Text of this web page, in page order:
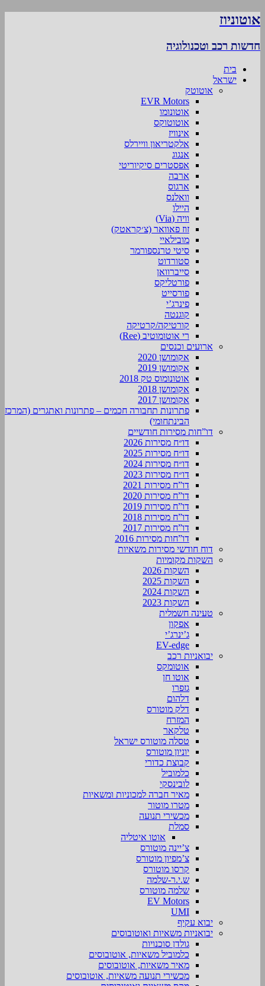
אוטוניוז
חדשות רכב וטכנולוגיה
בית
ישראל
אוטוטק
EVR Motors
אוטונומו
אוטוטוקס
אינוויז
אלקטריאון וויירלס
אנגוג
אפסטרים סיקיוריטי
ארבה
ארגוס
וואלנס
היילו
וויה (Via)
זוז פאוואר (צ׳קראטק)
מובילאיי
סיטי טרנספורמר
סטורדוט
סייברוואן
פורטליקס
פורסייט
פינרג’י
קוגנטה
קורטיקה/קרטיקה
רי אוטומוטיב (Ree)
ארועים וכנסים
אקומושן 2020
אקומושן 2019
אוטונומוס טק 2018
אקומושן 2018
אקומושן 2017
פתרונות תחבורה חכמים – פתרונות ואתגרים (המרכז
הבינתחומי)
דו”חות מסירות חודשיים
דו״ח מסירות 2026
דו״ח מסירות 2025
דו״ח מסירות 2024
דו״ח מסירות 2023
דו”ח מסירות 2021
דו”ח מסירות 2020
דו”ח מסירות 2019
דו”ח מסירות 2018
דו”ח מסירות 2017
דו”חות מסירות 2016
דוח חודשי מסירות משאיות
השקות מקומיות
השקות 2026
השקות 2025
השקות 2024
השקות 2023
טעינה חשמלית
אפקון
ג’ינרג’י
EV-edge
יבואניות רכב
אוטומקס
אוטו חן
גזפרו
דלהום
דלק מוטורס
המזרח
טלקאר
טסלה מוטורס ישראל
יוניון מוטורס
קבוצת כדורי
כלמוביל
לובינסקי
מאיר חברה למכוניות ומשאיות
מטרו מוטור
מכשירי תנועה
סמלת
אוטו איטליה
צ’יינה מוטורס
צ’מפיון מוטורס
קרסו מוטורס
ש.י.ר-שלמה
שלמה מוטורס
EV Motors
UMI
יבוא עקיף
יבואניות משאיות ואוטובוסים
גולדן סוכנויות
כלמוביל משאיות, אוטובוסים
מאיר משאיות, אוטובוסים
מכשירי תנועה משאיות, אוטובוסים